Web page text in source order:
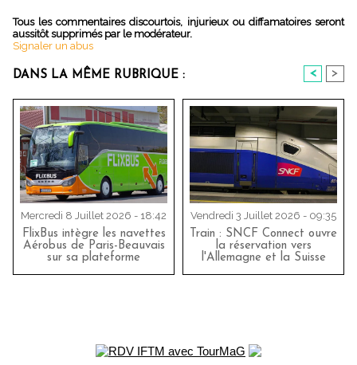
Tous les commentaires discourtois, injurieux ou diffamatoires seront
aussitôt supprimés par le modérateur.
Signaler un abus
DANS LA MÊME RUBRIQUE : < >
Mercredi 8 Juillet 2026 - 18:42
FlixBus intègre les navettes
Aérobus de Paris-Beauvais
sur sa plateforme
Vendredi 3 Juillet 2026 - 09:35
Train : SNCF Connect ouvre
la réservation vers
l'Allemagne et la Suisse